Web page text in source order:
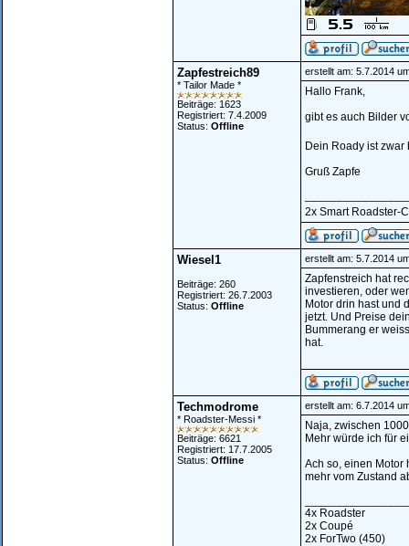
Zapfestreich89
* Tailor Made *
Beiträge: 1623
Registriert: 7.4.2009
Status: Offline
erstellt am: 5.7.2014
Hallo Frank,
gibt es auch Bilder
Dein Roady ist
Gruß Zapfe
2x Smart Roadster-
Wiesel1
Beiträge: 260
Registriert: 26.7.2003
Status: Offline
erstellt am: 5.7.2014
Zapfenstreich hat
investieren, oder
Motor drin hast und
jetzt. Und Preise
Bummerang er
hat.
Techmodrome
* Roadster-Messi *
Beiträge: 6621
Registriert: 17.7.2005
Status: Offline
erstellt am: 6.7.2014
Naja, zwischen
Mehr würde ich für
Ach so, einen Motor
mehr vom Zustand
4x Roadster
2x Coupé
2x ForTwo (450)